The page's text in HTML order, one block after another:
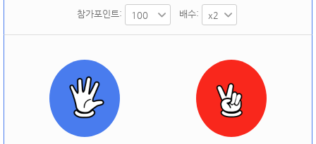
참가포인트: 배수:
[ 오늘 승률: 오늘 결과: ]